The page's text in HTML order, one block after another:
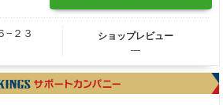
−２３
ショップレビュー
―